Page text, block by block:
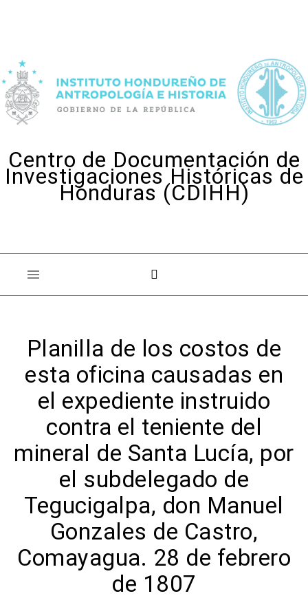
Centro de Documentación de
Investigaciones Históricas de
Honduras (CDIHH)
Planilla de los costos de
esta oficina causadas en
el expediente instruido
contra el teniente del
mineral de Santa Lucía, por
el subdelegado de
Tegucigalpa, don Manuel
Gonzales de Castro,
Comayagua. 28 de febrero
de 1807